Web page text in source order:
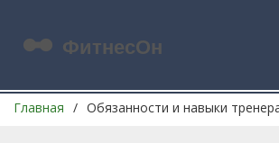
Главная Обязанности и навыки